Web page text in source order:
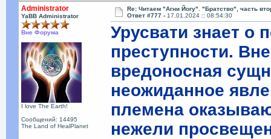
Administrator
YaBB Administrator
Вне Форума
I love The Earth!
Сообщений: 14495
The Land of HealPlanet
Re: Читаем "Агни Йогу". "Братство", часть
Ответ #777 - 17.01.2024 :: 08:54:30
Урусвати знает о
преступности.
вредоносная
неожиданное
племена
нежели